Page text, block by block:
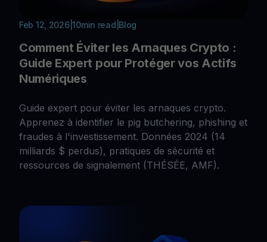
Feb 12, 2026|10min read Blog
Comment Éviter les Arnaques Crypto :
Guide Expert pour Protéger vos Actifs
Numériques
Guide expert pour éviter les arnaques crypto.
Apprenez à identifier le pig butchering, phishing et
fraudes à l'investissement. Données 2024 (14
milliards $ perdus), pratiques de sécurité et
ressources de signalement (THÉSÉE, AMF).